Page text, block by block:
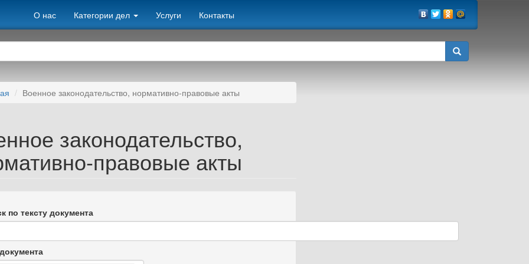
О нас Категории дел Услуги Контакты
Военное законодательство, нормативно-правовые акты
законодательство,
правовые акты
по тексту документа